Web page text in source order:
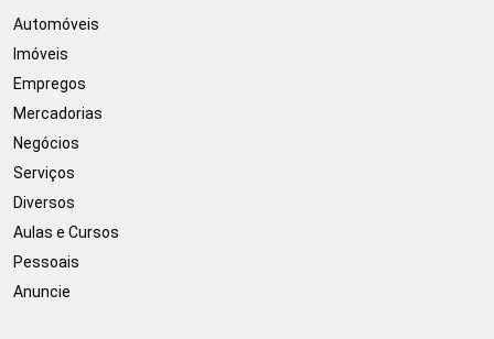
Automóveis
Imóveis
Empregos
Mercadorias
Negócios
Serviços
Diversos
Aulas e Cursos
Pessoais
Anuncie